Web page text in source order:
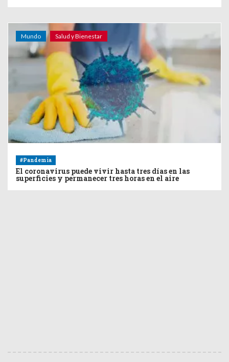
Mundo Salud y Bienestar
#Pandemia
El coronavirus puede vivir hasta tres días en las
superficies y permanecer tres horas en el aire